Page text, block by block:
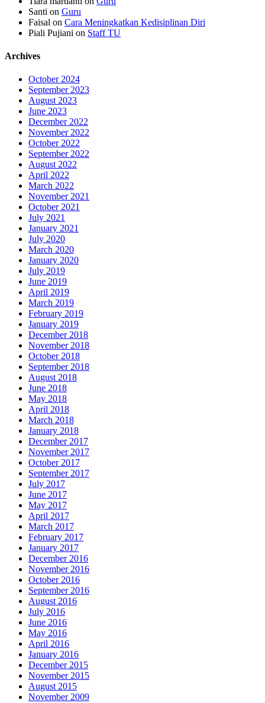
Santi on Guru
Faisal on Cara Meningkatkan Kedisiplinan Diri
Piali Pujiani on Staff TU
Archives
October 2024
September 2023
August 2023
June 2023
December 2022
November 2022
October 2022
September 2022
August 2022
April 2022
March 2022
November 2021
October 2021
July 2021
January 2021
July 2020
March 2020
January 2020
July 2019
June 2019
April 2019
March 2019
February 2019
January 2019
December 2018
November 2018
October 2018
September 2018
August 2018
June 2018
May 2018
April 2018
March 2018
January 2018
December 2017
November 2017
October 2017
September 2017
July 2017
June 2017
May 2017
April 2017
March 2017
February 2017
January 2017
December 2016
November 2016
October 2016
September 2016
August 2016
July 2016
June 2016
May 2016
April 2016
January 2016
December 2015
November 2015
August 2015
November 2009